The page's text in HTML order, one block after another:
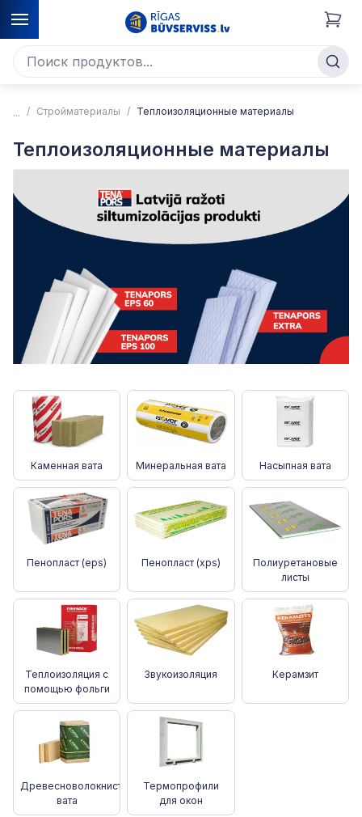
Стройматериалы Теплоизоляционные материалы
Теплоизоляционные материалы
Каменная вата Минеральная вата Насыпная вата
Пенопласт (eps) Пенопласт (xps)
Полиуретановые
листы
Теплоизоляция с
помощью фольги
Звукоизоляция Керамзит
Древесноволокнистая
вата
Термопрофили
для окон